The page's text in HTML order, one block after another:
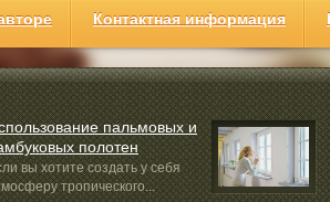
Контактная информация
пальмовых и
полотен
вы хотите создать у себя
тропического...